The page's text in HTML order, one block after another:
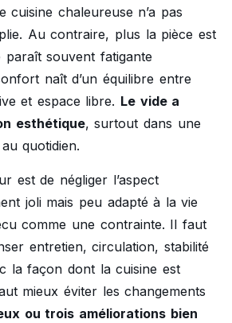
cuisine chaleureuse n’a pas
Au contraire, plus la pièce est
souvent fatigante
naît d’un équilibre entre
et espace libre. Le vide a
esthétique, surtout dans une
quotidien.
est de négliger l’aspect
joli mais peu adapté à la vie
comme une contrainte. Il faut
entretien, circulation, stabilité
la façon dont la cuisine est
mieux éviter les changements
ou trois améliorations bien